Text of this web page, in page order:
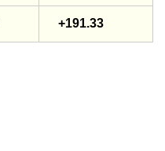
+191.33